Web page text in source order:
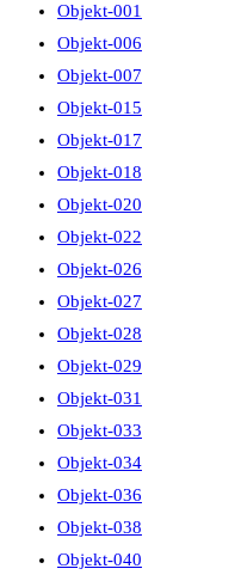
Objekt-001
Objekt-006
Objekt-007
Objekt-015
Objekt-017
Objekt-018
Objekt-020
Objekt-022
Objekt-026
Objekt-027
Objekt-028
Objekt-029
Objekt-031
Objekt-033
Objekt-034
Objekt-036
Objekt-038
Objekt-040